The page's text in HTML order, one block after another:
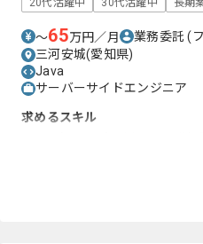
20代活躍中 30代活躍中 長期
〜65万円／月 業務委託(
三河安城(愛知県)
Java
サーバーサイドエンジニア
求めるスキル